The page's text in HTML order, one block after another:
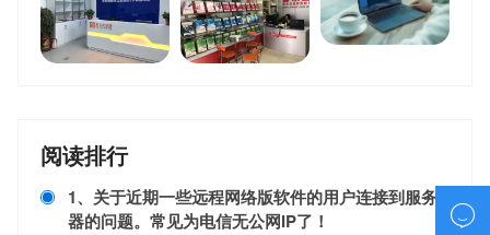
阅读排行
1、关于近期一些远程网络版软件的用户连接到服务
器的问题。常见为电信无公网IP了！
